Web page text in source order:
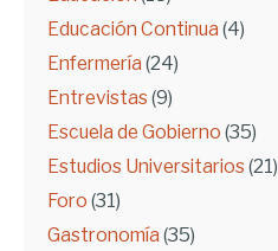
Educación Continua (4)
Enfermería (24)
Entrevistas (9)
Escuela de Gobierno (35)
Estudios Universitarios (21)
Foro (31)
Gastronomía (35)